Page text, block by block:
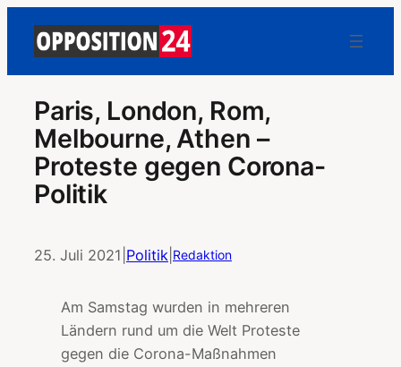
Paris, London, Rom,
Melbourne, Athen –
Proteste gegen Corona-
Politik
25. Juli 2021 Politik Redaktion
Am Samstag wurden in mehreren
Ländern rund um die Welt Proteste
gegen die Corona-Maßnahmen